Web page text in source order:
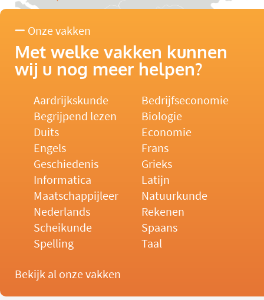
Onze vakken
Met welke vakken kunnen
wij u nog meer helpen?
Aardrijkskunde
Bedrijfseconomie
Begrijpend lezen
Biologie
Duits
Economie
Engels
Frans
Geschiedenis
Grieks
Informatica
Latijn
Maatschappijleer
Natuurkunde
Nederlands
Rekenen
Scheikunde
Spaans
Spelling
Taal
Bekijk al onze vakken